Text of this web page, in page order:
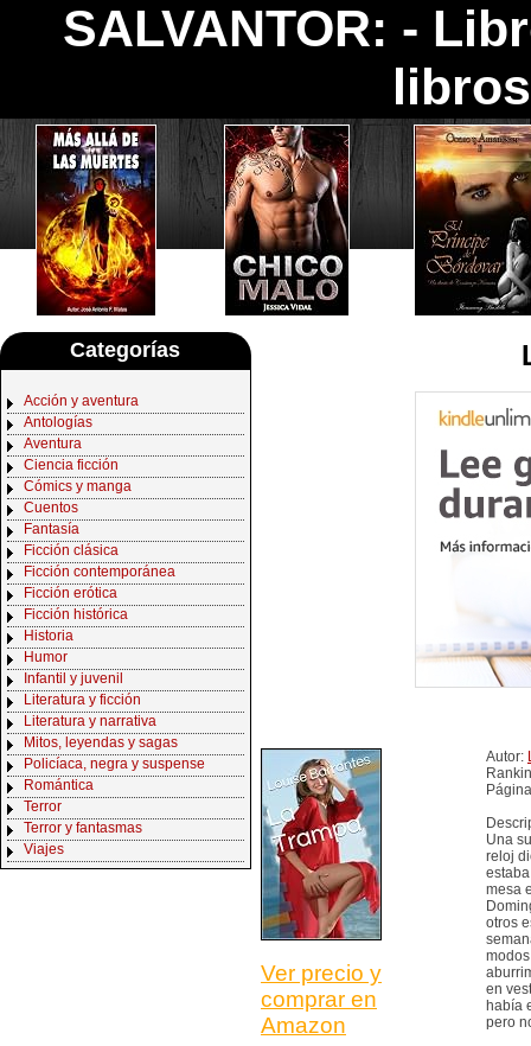
SALVANTOR: -
Categorías
Acción y aventura
Antologías
Aventura
Ciencia ficción
Cómics y manga
Cuentos
Fantasía
Ficción clásica
Ficción contemporánea
Ficción erótica
Ficción histórica
Historia
Humor
Infantil y juvenil
Literatura y ficción
Literatura y narrativa
Mitos, leyendas y sagas
Policíaca, negra y suspense
Romántica
Terror
Terror y fantasmas
Viajes
Ver precio y
comprar en
Amazon
Autor:
Una
reloj
mesa
otros
en
había
pero